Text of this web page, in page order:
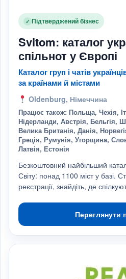
✓ Підтверджений бізнес
Svitom: каталог
спільнот у Європі
Каталог груп і чатів
за країнами й містами
Oldenburg, Німеччина
Працює також: Польща, Чехія,
Нідерланди, Австрія, Бельгія,
Велика Британія, Данія,
Греція, Румунія, Угорщина,
Латвія, Естонія
Безкоштовний найбільший
Світу: понад 1100 міст у базі.
реєстрації, знайдіть, де
Переглянути